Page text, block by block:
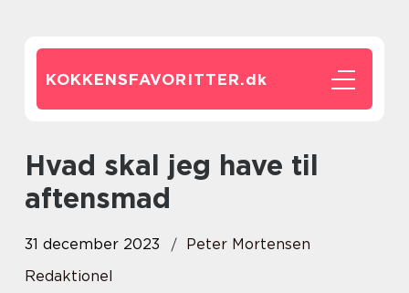
KOKKENSFAVORITTER.dk
Hvad skal jeg have til
aftensmad
31 december 2023
Peter Mortensen
Redaktionel